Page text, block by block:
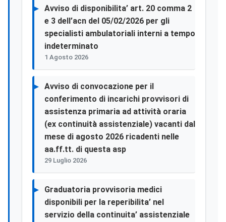
Avviso di disponibilita’ art. 20 comma 2
e 3 dell’acn del 05/02/2026 per gli
specialisti ambulatoriali interni a tempo
indeterminato
1 Agosto 2026
Avviso di convocazione per il
conferimento di incarichi provvisori di
assistenza primaria ad attività oraria
(ex continuità assistenziale) vacanti dal
mese di agosto 2026 ricadenti nelle
aa.ff.tt. di questa asp
29 Luglio 2026
Graduatoria provvisoria medici
disponibili per la reperibilita’ nel
servizio della continuita’ assistenziale